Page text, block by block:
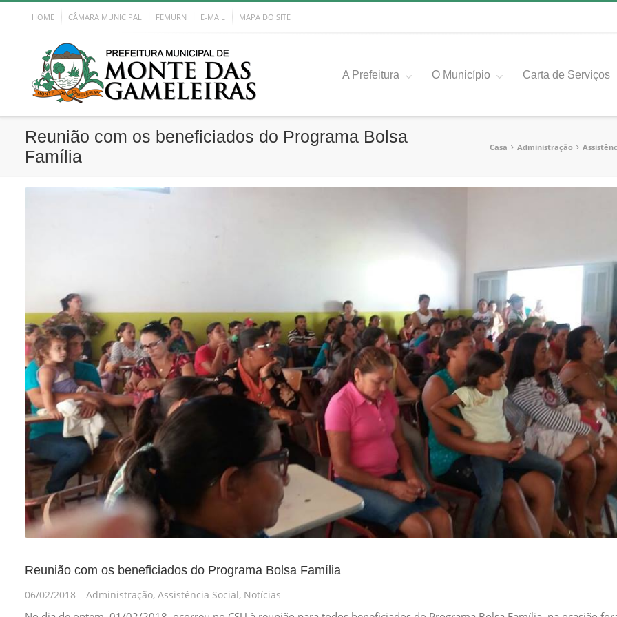
HOME CÂMARA MUNICIPAL FEMURN E-MAIL MAPA DO SITE
A Prefeitura O Município Carta de Serviços
Reunião com os beneficiados do Programa Bolsa
Família
Casa Administração
Reunião com os beneficiados do Programa Bolsa Família
06/02/2018 | Administração, Assistência Social, Notícias